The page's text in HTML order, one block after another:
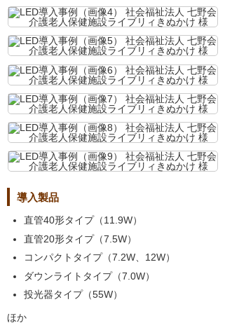
導入製品
直管40形タイプ（11.9W）
直管20形タイプ（7.5W）
コンパクトタイプ（7.2W、12W）
ダウンライトタイプ（7.0W）
投光器タイプ（55W）
ほか